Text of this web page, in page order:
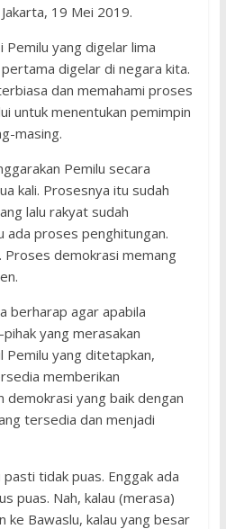
19 Mei 2019.
Pemilu yang digelar lima
pertama digelar di negara kita.
dan memahami proses
untuk menentukan pemimpin
masing.
Pemilu secara
kali. Prosesnya itu sudah
lalu rakyat sudah
ada proses penghitungan.
Proses demokrasi memang
berharap agar apabila
yang merasakan
Pemilu yang ditetapkan,
memberikan
demokrasi yang baik dengan
tersedia dan menjadi
pasti tidak puas. Enggak ada
puas. Nah, kalau (merasa)
ke Bawaslu, kalau yang besar